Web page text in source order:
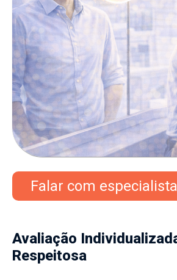
Falar com especialista
Avaliação
Respeitosa